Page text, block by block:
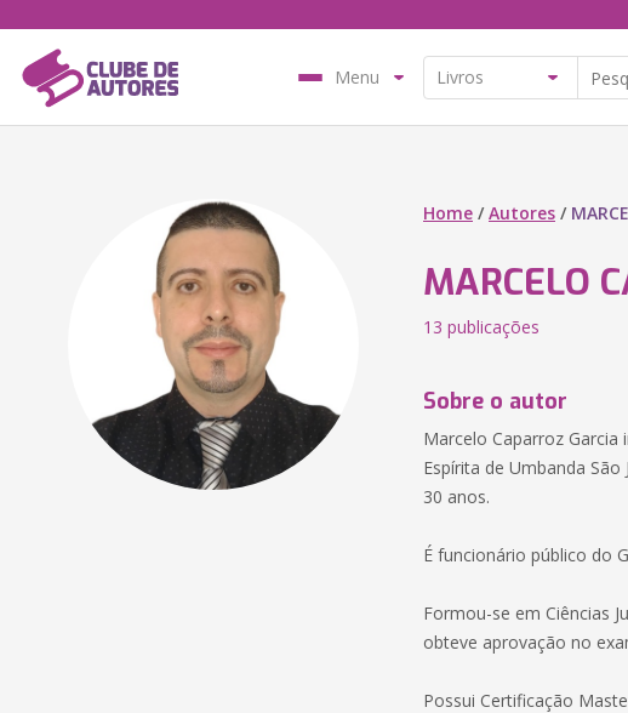
Menu
Home /Autores /
MARCELO
13 publicações
Sobre o autor
Marcelo Caparroz
Espírita de Umbanda
30 anos.
É funcionário público do
Formou-se em Ciências
obteve aprovação no
Possui Certificação